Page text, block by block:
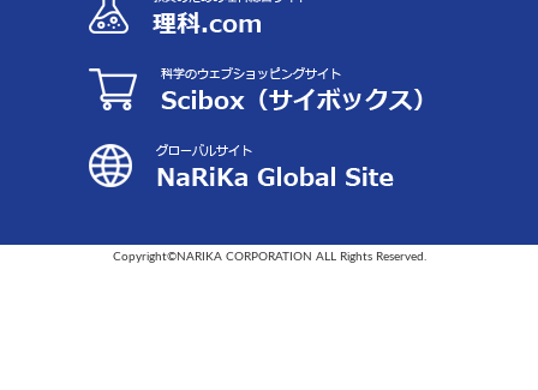
Copyright©NARIKA CORPORATION ALL Rights Reserved.